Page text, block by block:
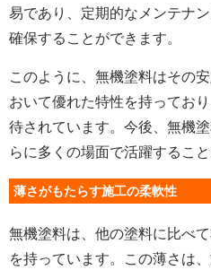
易であり、定期的なメンテナ
確保することができます。
このように、無機塗料はその
おいて優れた特性を持ってお
待されています。今後、無機
らに多くの場面で活躍すること
薄さがもたらす施工の柔軟性
無機塗料は、他の塗料に比べ
を持っています。この薄さは